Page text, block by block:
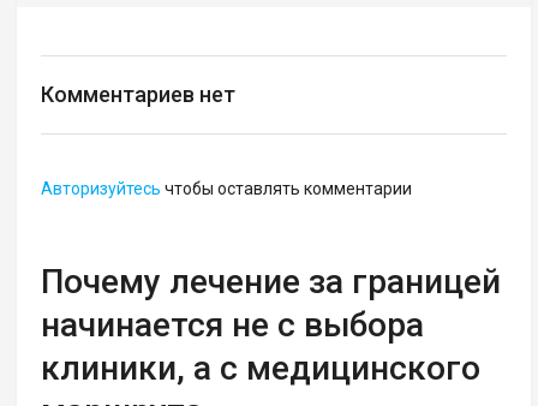
Комментариев нет
Авторизуйтесь чтобы оставлять комментарии
Почему лечение за границей
начинается не с выбора
клиники, а с медицинского